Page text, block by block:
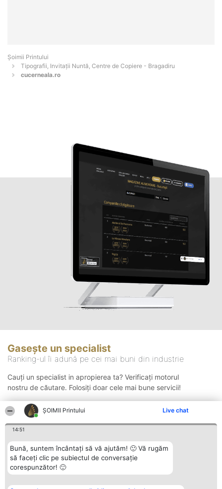
ŞOIMII Printului Live chat
14:51
Bună, suntem încântați să vă ajutăm! 🙂 Vă rugăm
să faceți clic pe subiectul de conversație
corespunzător! 🙂
Şoimii Printului
Tipografii, Invitații Nuntă, Centre de Copiere - Bragadiru
cucerneala.ro
Gasește un specialist
Ranking-ul îi adună pe cei mai buni din industrie
Cauți un specialist in apropierea ta? Verificați motorul
nostru de căutare. Folosiți doar cele mai bune servicii!